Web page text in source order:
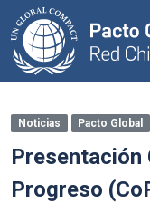
Noticias Pacto Global
Presentación
Progreso